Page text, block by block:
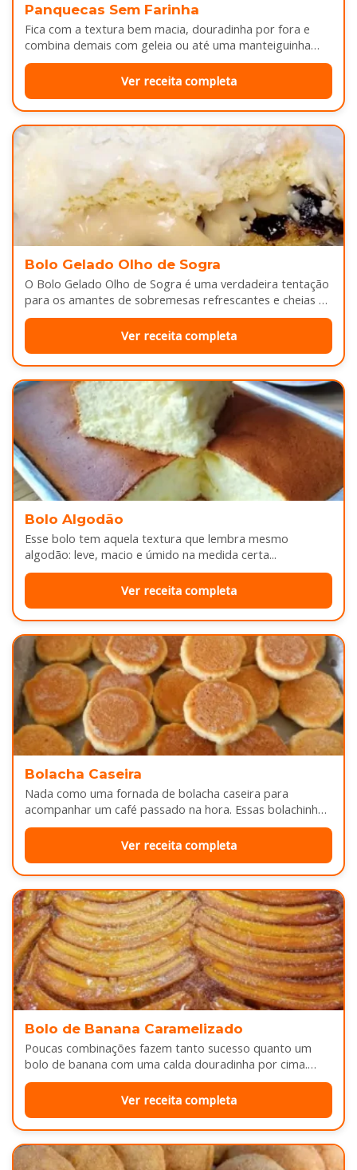
Panquecas Sem Farinha
Fica com a textura bem macia, douradinha por fora e
combina demais com geleia ou até uma manteiguinha
derretendo por cima...
Ver receita completa
Bolo Gelado Olho de Sogra
O Bolo Gelado Olho de Sogra é uma verdadeira tentação
para os amantes de sobremesas refrescantes e cheias de
sabor...
Ver receita completa
Bolo Algodão
Esse bolo tem aquela textura que lembra mesmo
algodão: leve, macio e úmido na medida certa...
Ver receita completa
Bolacha Caseira
Nada como uma fornada de bolacha caseira para
acompanhar um café passado na hora. Essas bolachinhas
ficam levemente douradas por…
Ver receita completa
Bolo de Banana Caramelizado
Poucas combinações fazem tanto sucesso quanto um
bolo de banana com uma calda douradinha por cima.
Enquanto assa, aquele cheirinho…
Ver receita completa